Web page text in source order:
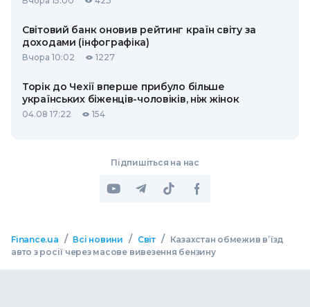
Світовий банк оновив рейтинг країн світу за
доходами (інфографіка)
Вчора 10:02 1227
Торік до Чехії вперше прибуло більше
українських біженців-чоловіків, ніж жінок
04.08 17:22 154
Підпишіться на нас
Finance.ua / Всі новини / Світ /
Казахстан обмежив в’їзд
авто з росії через масове вивезення бензину